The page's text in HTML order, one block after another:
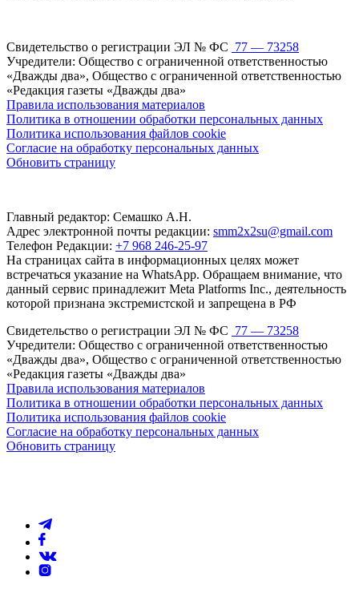
Свидетельство о регистрации ЭЛ № ФС 77 — 73258
Учредители: Общество с ограниченной ответственностью
«Дважды два», Общество с ограниченной ответственностью
«Редакция газеты «Дважды два»
Правила использования материалов
Политика в отношении обработки персональных данных
Политика использования файлов cookie
Согласие на обработку персональных данных
Обновить страницу
Главный редактор: Семашко А.Н.
Адрес электронной почты редакции: smm2x2su@gmail.com
Телефон Редакции: +7 968 246-25-97
На страницах сайта в информационных целях может
встречаться указание на WhatsApp. Обращаем внимание, что
данный сервис принадлежит Meta Platforms Inc., деятельность
которой признана экстремистской и запрещена в РФ
Свидетельство о регистрации ЭЛ № ФС 77 — 73258
Учредители: Общество с ограниченной ответственностью
«Дважды два», Общество с ограниченной ответственностью
«Редакция газеты «Дважды два»
Правила использования материалов
Политика в отношении обработки персональных данных
Политика использования файлов cookie
Согласие на обработку персональных данных
Обновить страницу